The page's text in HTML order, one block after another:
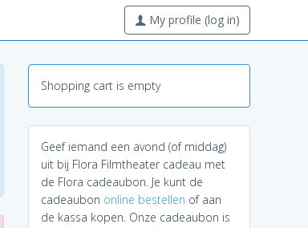
My profile (log in)
Shopping cart is empty
Geef iemand een avond (of middag)
uit bij Flora Filmtheater cadeau met
de Flora cadeaubon. Je kunt de
cadeaubon online bestellen of aan
de kassa kopen. Onze cadeaubon is